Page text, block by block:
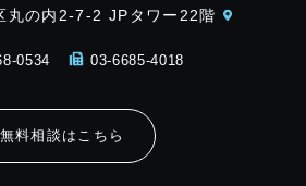
丸の内2-7-2 JPタワー22階
0534 03-6685-4018
無料相談はこちら